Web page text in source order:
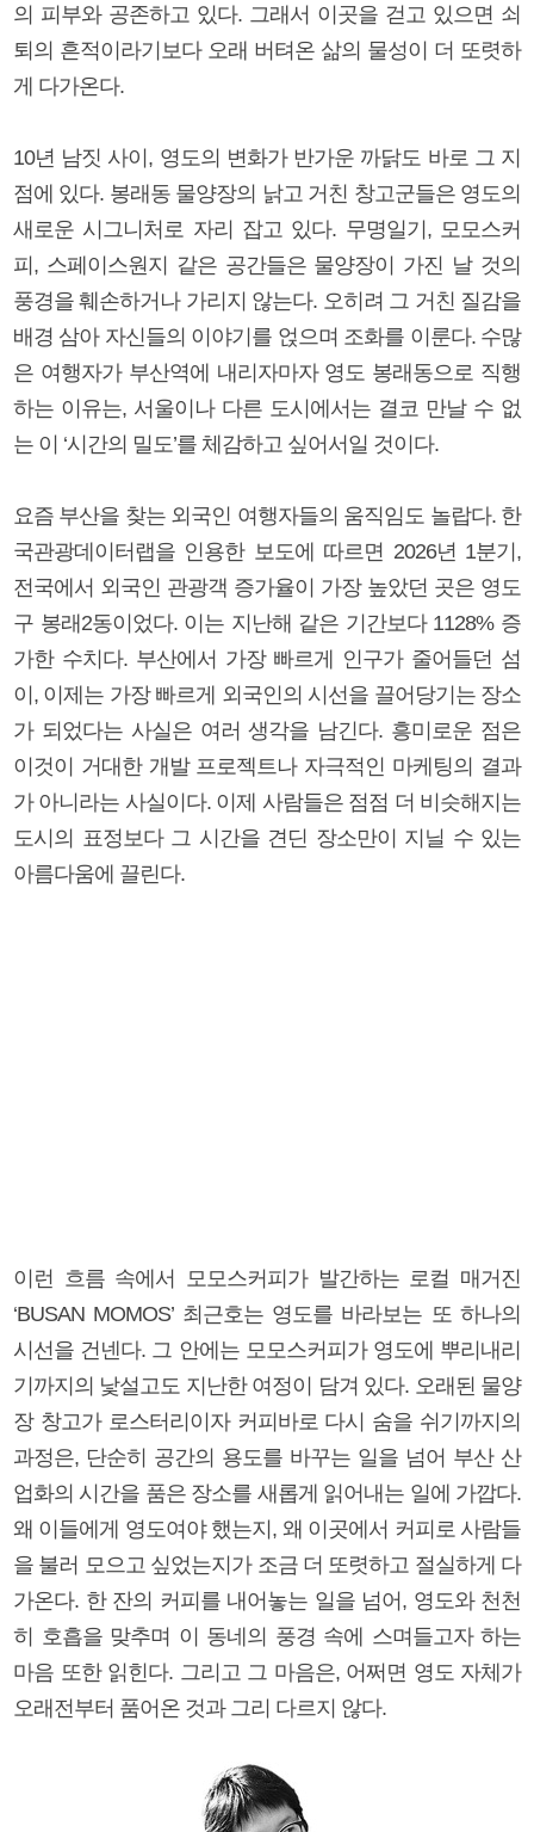
의 피부와 공존하고 있다. 그래서 이곳을 걷고 있으면 쇠
퇴의 흔적이라기보다 오래 버텨온 삶의 물성이 더 또렷하
게 다가온다.
10년 남짓 사이, 영도의 변화가 반가운 까닭도 바로 그 지
점에 있다. 봉래동 물양장의 낡고 거친 창고군들은 영도의
새로운 시그니처로 자리 잡고 있다. 무명일기, 모모스커
피, 스페이스원지 같은 공간들은 물양장이 가진 날 것의
풍경을 훼손하거나 가리지 않는다. 오히려 그 거친 질감을
배경 삼아 자신들의 이야기를 얹으며 조화를 이룬다. 수많
은 여행자가 부산역에 내리자마자 영도 봉래동으로 직행
하는 이유는, 서울이나 다른 도시에서는 결코 만날 수 없
는 이 ‘시간의 밀도’를 체감하고 싶어서일 것이다.
요즘 부산을 찾는 외국인 여행자들의 움직임도 놀랍다. 한
국관광데이터랩을 인용한 보도에 따르면 2026년 1분기,
전국에서 외국인 관광객 증가율이 가장 높았던 곳은 영도
구 봉래2동이었다. 이는 지난해 같은 기간보다 1128% 증
가한 수치다. 부산에서 가장 빠르게 인구가 줄어들던 섬
이, 이제는 가장 빠르게 외국인의 시선을 끌어당기는 장소
가 되었다는 사실은 여러 생각을 남긴다. 흥미로운 점은
이것이 거대한 개발 프로젝트나 자극적인 마케팅의 결과
가 아니라는 사실이다. 이제 사람들은 점점 더 비슷해지는
도시의 표정보다 그 시간을 견딘 장소만이 지닐 수 있는
아름다움에 끌린다.
이런 흐름 속에서 모모스커피가 발간하는 로컬 매거진
‘BUSAN MOMOS’ 최근호는 영도를 바라보는 또 하나의
시선을 건넨다. 그 안에는 모모스커피가 영도에 뿌리내리
기까지의 낯설고도 지난한 여정이 담겨 있다. 오래된 물양
장 창고가 로스터리이자 커피바로 다시 숨을 쉬기까지의
과정은, 단순히 공간의 용도를 바꾸는 일을 넘어 부산 산
업화의 시간을 품은 장소를 새롭게 읽어내는 일에 가깝다.
왜 이들에게 영도여야 했는지, 왜 이곳에서 커피로 사람들
을 불러 모으고 싶었는지가 조금 더 또렷하고 절실하게 다
가온다. 한 잔의 커피를 내어놓는 일을 넘어, 영도와 천천
히 호흡을 맞추며 이 동네의 풍경 속에 스며들고자 하는
마음 또한 읽힌다. 그리고 그 마음은, 어쩌면 영도 자체가
오래전부터 품어온 것과 그리 다르지 않다.